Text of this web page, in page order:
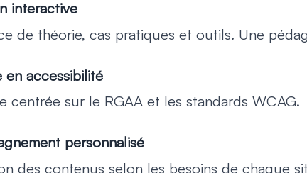
interactive
de théorie, cas pratiques et outils. Une
en accessibilité
centrée sur le RGAA et les standards WCAG.
personnalisé
des contenus selon les besoins de chaque